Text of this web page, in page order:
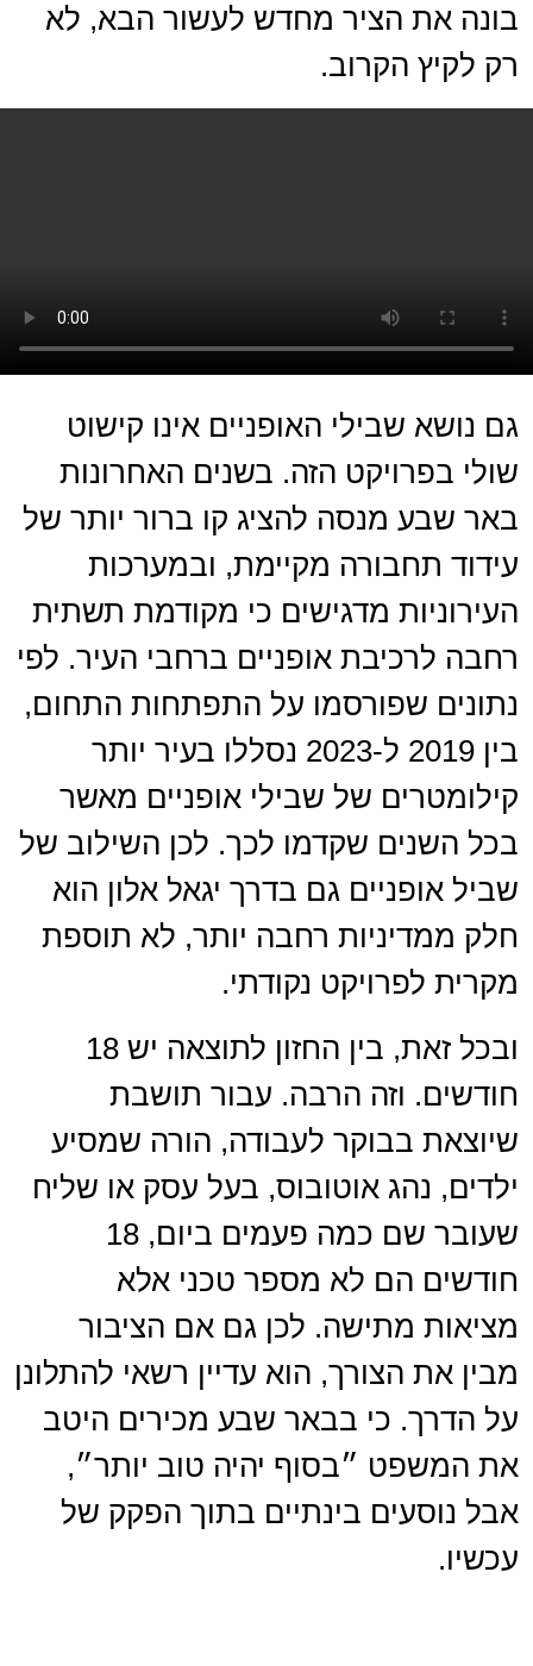
בונה את הציר מחדש לעשור הבא, לא
רק לקיץ הקרוב.
גם נושא שבילי האופניים אינו קישוט
שולי בפרויקט הזה. בשנים האחרונות
באר שבע מנסה להציג קו ברור יותר של
עידוד תחבורה מקיימת, ובמערכות
העירוניות מדגישים כי מקודמת תשתית
רחבה לרכיבת אופניים ברחבי העיר. לפי
נתונים שפורסמו על התפתחות התחום,
בין 2019 ל-2023 נסללו בעיר יותר
קילומטרים של שבילי אופניים מאשר
בכל השנים שקדמו לכך. לכן השילוב של
שביל אופניים גם בדרך יגאל אלון הוא
חלק ממדיניות רחבה יותר, לא תוספת
מקרית לפרויקט נקודתי.
ובכל זאת, בין החזון לתוצאה יש 18
חודשים. וזה הרבה. עבור תושבת
שיוצאת בבוקר לעבודה, הורה שמסיע
ילדים, נהג אוטובוס, בעל עסק או שליח
שעובר שם כמה פעמים ביום, 18
חודשים הם לא מספר טכני אלא
מציאות מתישה. לכן גם אם הציבור
מבין את הצורך, הוא עדיין רשאי להתלונן
על הדרך. כי בבאר שבע מכירים היטב
את המשפט ״בסוף יהיה טוב יותר״,
אבל נוסעים בינתיים בתוך הפקק של
עכשיו.